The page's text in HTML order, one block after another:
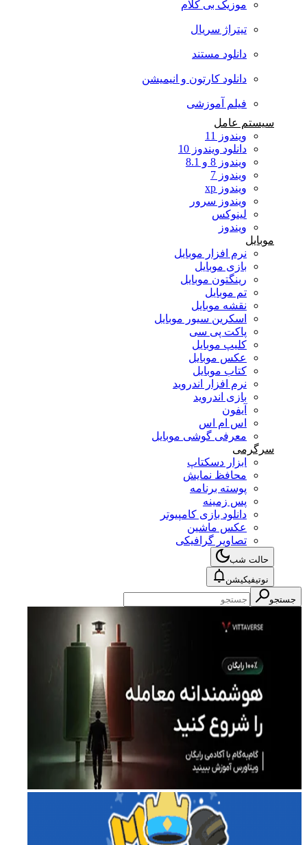
موزیک بی کلام
تیتراژ سریال
دانلود مستند
دانلود کارتون و انیمیشن
فیلم آموزشی
سیستم عامل
ویندوز 11
دانلود ویندوز 10
ویندوز 8 و 8.1
ویندوز 7
ویندوز xp
ویندوز سرور
لینوکس
ویندوز
موبایل
نرم افزار موبایل
بازی موبایل
رینگتون موبایل
تم موبایل
نقشه موبایل
اسکرین سیور موبایل
پاکت پی سی
کلیپ موبایل
عکس موبایل
کتاب موبایل
نرم افزار اندروید
بازی اندروید
آیفون
اس ام اس
معرفی گوشی موبایل
سرگرمی
ابزار دسکتاپ
محافظ نمایش
پوسته برنامه
پس زمینه
دانلود بازی کامپیوتر
عکس ماشین
تصاویر گرافیکی
حالت شب
نوتیفیکیشن
جستجو